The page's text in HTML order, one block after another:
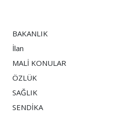
BAKANLIK
İlan
MALİ KONULAR
ÖZLÜK
SAĞLIK
SENDİKA